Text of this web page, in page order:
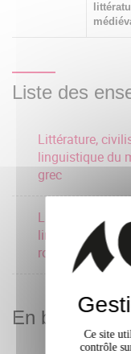
Liste des
Littérature,
linguistique du
grec
Littérature,
linguistique du
romain
En bref
Ce site
contrôle